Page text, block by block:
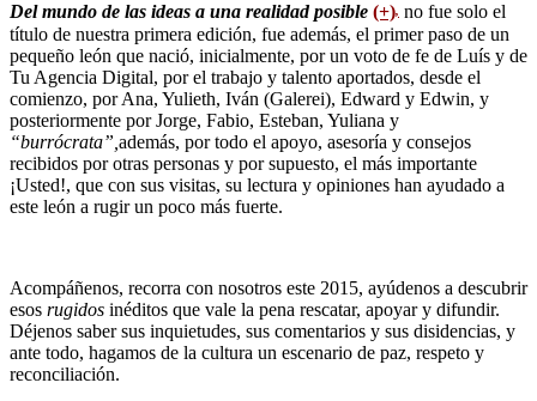
Del mundo de las ideas a una realidad posible (+), no fue solo el
título de nuestra primera edición, fue además, el primer paso de un
pequeño león que nació, inicialmente, por un voto de fe de Luís y de
Tu Agencia Digital, por el trabajo y talento aportados, desde el
comienzo, por Ana, Yulieth, Iván (Galerei), Edward y Edwin, y
posteriormente por Jorge, Fabio, Esteban, Yuliana y
“burrócrata”, además, por todo el apoyo, asesoría y consejos
recibidos por otras personas y por supuesto, el más importante
¡Usted!, que con sus visitas, su lectura y opiniones han ayudado a
este león a rugir un poco más fuerte.
Acompáñenos, recorra con nosotros este 2015, ayúdenos a descubrir
esos rugidos inéditos que vale la pena rescatar, apoyar y difundir.
Déjenos saber sus inquietudes, sus comentarios y sus disidencias, y
ante todo, hagamos de la cultura un escenario de paz, respeto y
reconciliación.